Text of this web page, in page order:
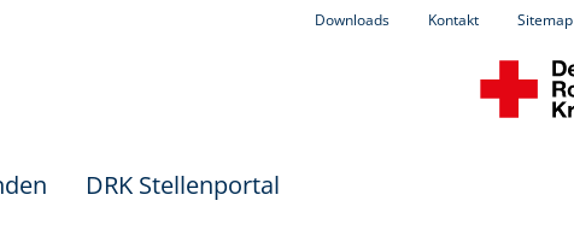
Downloads Kontakt Sitemap
DRK Stellenportal